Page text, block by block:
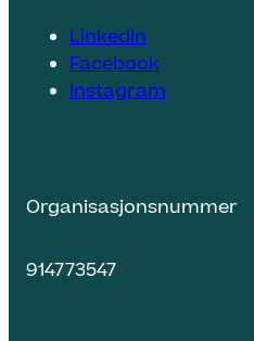
LinkedIn
Facebook
Instagram
Organisasjonsnummer
914773547